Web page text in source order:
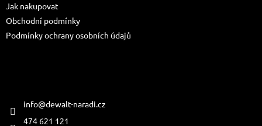
Jak nakupovat
Obchodní podmínky
Podmínky ochrany osobních údajů
info@dewalt-naradi.cz
474 621 121